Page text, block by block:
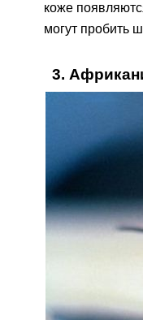
коже
могут пробить
3.